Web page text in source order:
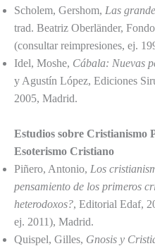
Scholem, Gershom, Las
trad. Beatriz Oberländer,
(consultar reimpresiones, ej.
Idel, Moshe, Cábala: Nuevas
y Agustín López, Ediciones
2005, Madrid.
Estudios sobre Cristianismo
Esoterismo Cristiano
Piñero, Antonio, Los
pensamiento de los primeros
heterodoxos?, Editorial Edaf,
ej. 2011), Madrid.
Quispel, Gilles, Gnosis y